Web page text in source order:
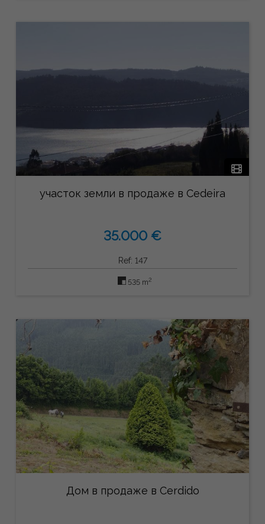
участок земли в продаже в Cedeira
35.000 €
Ref: 147
535 m2
Дом в продаже в Cerdido